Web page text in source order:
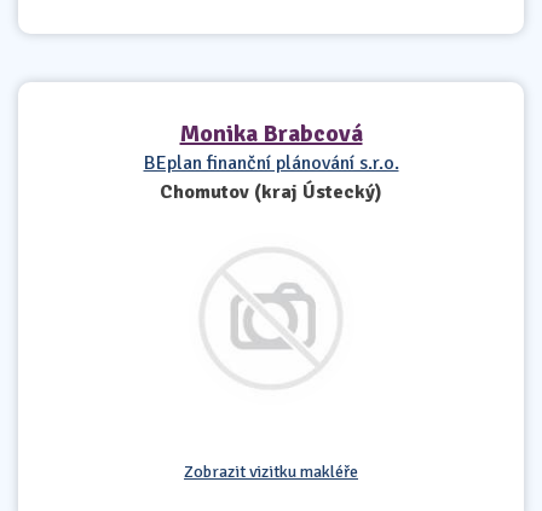
Monika Brabcová
BEplan finanční plánování s.r.o.
Chomutov (kraj Ústecký)
Zobrazit vizitku makléře